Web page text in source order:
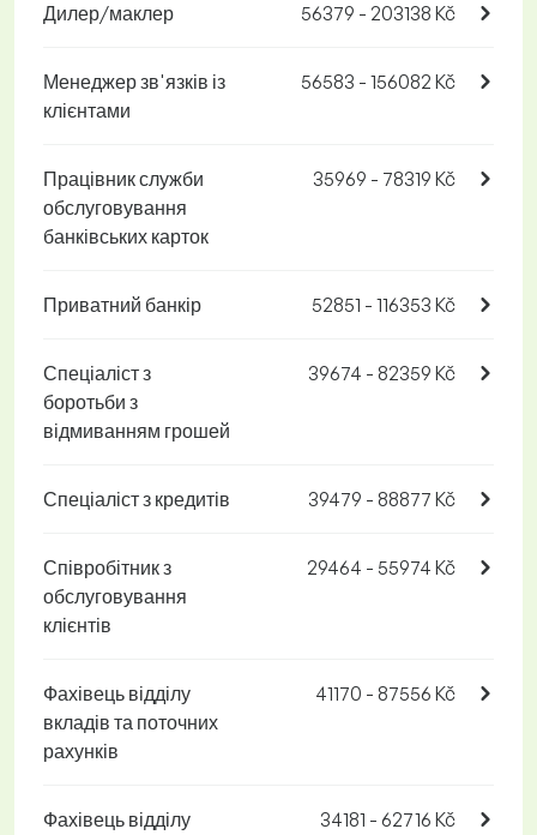
Дилер/маклер 56379 - 203138 Kč
Менеджер зв'язків із
клієнтами
56583 - 156082 Kč
Працівник служби
обслуговування
банківських карток
35969 - 78319 Kč
Приватний банкір 52851 - 116353 Kč
Спеціаліст з
боротьби з
відмиванням грошей
39674 - 82359 Kč
Спеціаліст з кредитів 39479 - 88877 Kč
Співробітник з
обслуговування
клієнтів
29464 - 55974 Kč
Фахівець відділу
вкладів та поточних
рахунків
41170 - 87556 Kč
Фахівець відділу
34181 - 62716 Kč